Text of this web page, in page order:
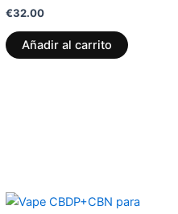
€32.00
Añadir al carrito